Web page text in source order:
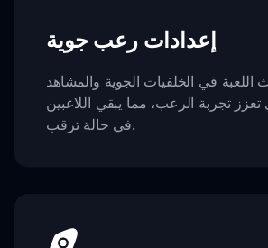
إعدادات رعب جوية
اللعبة في الخلفيات الجوية والمشاهد
تعزز تجربة الرعب، مما يبقي اللاعبين
في حالة ترقب.